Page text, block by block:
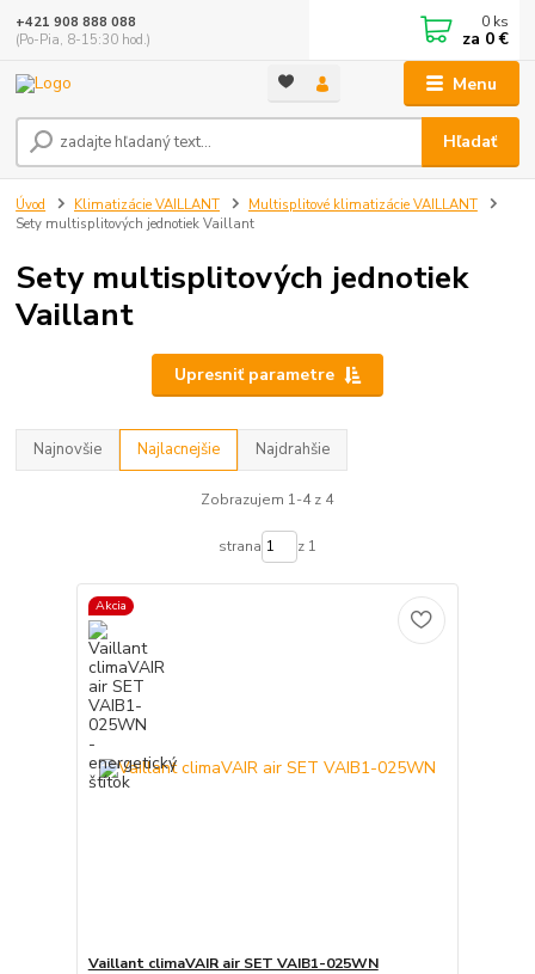
Menu
Hľadať
+421 908 888 088
(Po-Pia, 8-15:30 hod.)
0 ks
za 0 €
Úvod Klimatizácie VAILLANT
Multisplitové klimatizácie VAILLANT
Sety multisplitových jednotiek Vaillant
Sety multisplitových jednotiek
Vaillant
Upresniť parametre
Najnovšie Najlacnejšie Najdrahšie
Zobrazujem 1-4 z 4
strana z 1
Akcia
Vaillant climaVAIR air SET VAIB1-025WN